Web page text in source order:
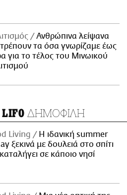
Ανθρώπινα λείψανα
τα όσα γνωρίζαμε έως
για το τέλος του Μινωικού
ΔΗΜΟΦΙΛΗ
Living
Η ιδανική summer
ξεκινά με δουλειά στο σπίτι
σε κάποιο νησί